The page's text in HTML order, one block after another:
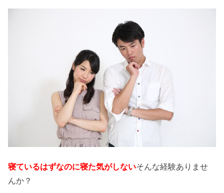
寝ているはずなのに寝た気がしないそんな経験ありませ
んか？